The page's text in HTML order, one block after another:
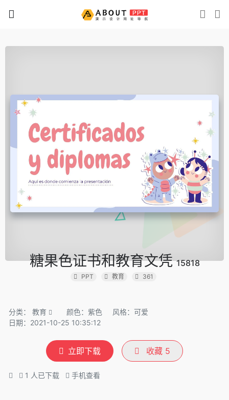
糖果色证书和教育文凭15818
PPT 教育 361
分类： 教育 颜色：紫色
风格：可爱
日期：2021-10-25 10:35:12
立即下载 收藏 5
1 人已下载 手机查看